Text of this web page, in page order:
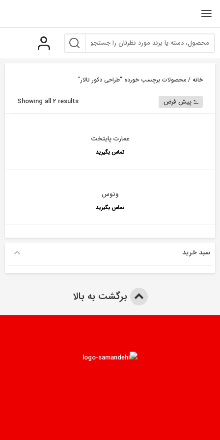
خانه / محصولات برچسب خورده “طراحی دکور تالار”
Showing all 2 results پیش فرض
عمارت پایتخت
تماس بگیرید
ونوس
تماس بگیرید
سبد خرید
برگشت به بالا